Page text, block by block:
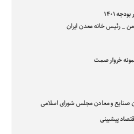
۱۴۰۱
_ رئیس خانه معدن ایران
خروار صمت
صنایع و معادن مجلس شورای اسلامی
پیشبینی